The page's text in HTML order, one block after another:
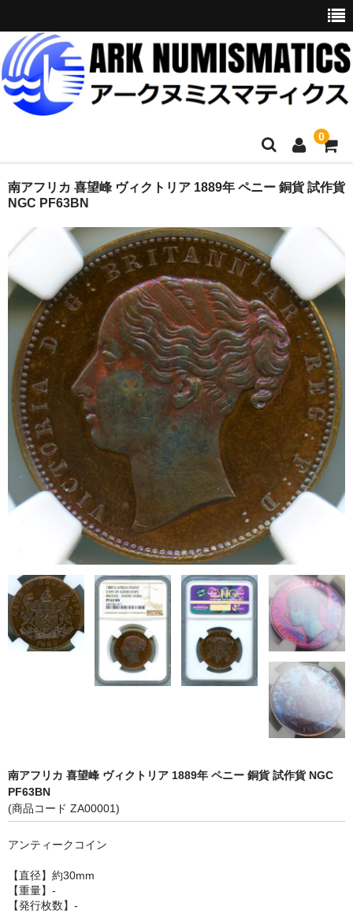
0
ホーム
お問い合わせ
委託販売
購入代行
オークション入札代行
ブログ
会社概要
南アフリカ 喜望峰 ヴィクトリア 1889年 ペニー 銅貨 試作貨
NGC PF63BN
南アフリカ 喜望峰 ヴィクトリア 1889年 ペニー 銅貨 試作貨 NGC
PF63BN
(商品コード ZA00001)
アンティークコイン
【直径】約30mm
【重量】-
【発行枚数】-